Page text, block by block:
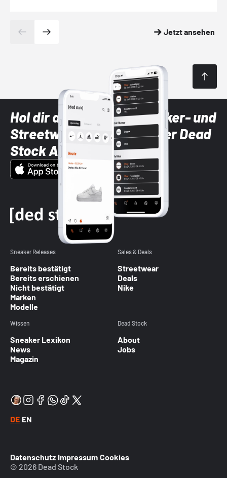
Jetzt ansehen
Hol dir die neuesten Sneaker- und
Streetwear-Brands mit der Dead
Stock App
Sneaker Releases
Bereits bestätigt
Bereits erschienen
Nicht bestätigt
Marken
Modelle
Sales & Deals
Streetwear
Deals
Nike
Wissen
Sneaker Lexikon
News
Magazin
Dead Stock
About
Jobs
DE EN
Datenschutz Impressum Cookies
© 2026 Dead Stock